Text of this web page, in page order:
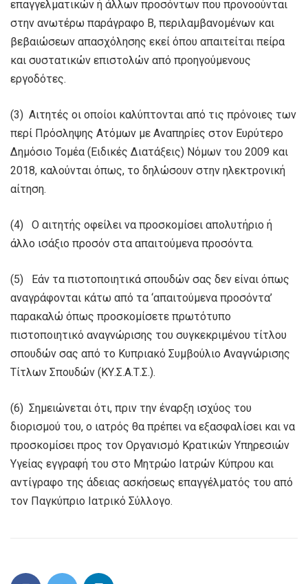
επαγγελματικών ή άλλων προσόντων που προνοούνται
στην ανωτέρω παράγραφο Β, περιλαμβανομένων και
βεβαιώσεων απασχόλησης εκεί όπου απαιτείται πείρα
και συστατικών επιστολών από προηγούμενους
εργοδότες.
(3) Αιτητές οι οποίοι καλύπτονται από τις πρόνοιες των
περί Πρόσληψης Ατόμων με Αναπηρίες στον Ευρύτερο
Δημόσιο Τομέα (Ειδικές Διατάξεις) Νόμων του 2009 και
2018, καλούνται όπως, το δηλώσουν στην ηλεκτρονική
αίτηση.
(4) Ο αιτητής οφείλει να προσκομίσει απολυτήριο ή
άλλο ισάξιο προσόν στα απαιτούμενα προσόντα.
(5) Εάν τα πιστοποιητικά σπουδών σας δεν είναι όπως
αναγράφονται κάτω από τα ‘απαιτούμενα προσόντα’
παρακαλώ όπως προσκομίσετε πρωτότυπο
πιστοποιητικό αναγνώρισης του συγκεκριμένου τίτλου
σπουδών σας από το Κυπριακό Συμβούλιο Αναγνώρισης
Τίτλων Σπουδών (ΚΥ.Σ.Α.Τ.Σ.).
(6) Σημειώνεται ότι, πριν την έναρξη ισχύος του
διορισμού του, ο ιατρός θα πρέπει να εξασφαλίσει και να
προσκομίσει προς τον Οργανισμό Κρατικών Υπηρεσιών
Υγείας εγγραφή του στο Μητρώο Ιατρών Κύπρου και
αντίγραφο της άδειας ασκήσεως επαγγέλματός του από
τον Παγκύπριο Ιατρικό Σύλλογο.